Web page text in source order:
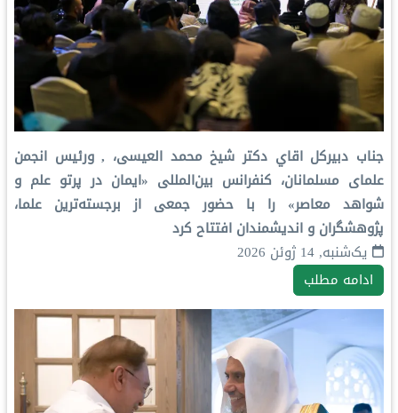
جناب دبيركل اقاي دکتر شيخ محمد العیسی، , ورئیس انجمن
علمای مسلمانان، کنفرانس بین‌المللی «ایمان در پرتو علم و
شواهد معاصر» را با حضور جمعی از برجسته‌ترین علما،
پژوهشگران و اندیشمندان افتتاح کرد
یک‌شنبه, 14 ژوئن 2026
ادامه مطلب